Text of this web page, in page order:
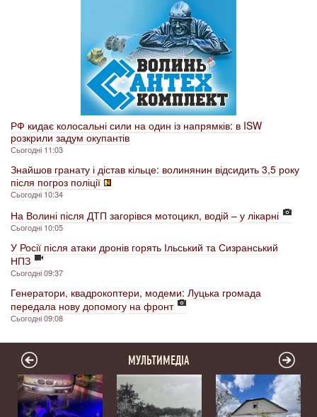
РФ кидає колосальні сили на один із напрямків: в ISW
розкрили задум окупантів
Сьогодні 11:03
Знайшов гранату і дістав кільце: волинянин відсидить 3,5 року
після погроз поліції
Сьогодні 10:34
На Волині після ДТП загорівся мотоцикл, водій – у лікарні
Сьогодні 10:05
У Росії після атаки дронів горять Ільський та Сизранський
НПЗ
Сьогодні 09:37
Генератори, квадрокоптери, модеми: Луцька громада
передала нову допомогу на фронт
Сьогодні 09:08
МУЛЬТИМЕДІА